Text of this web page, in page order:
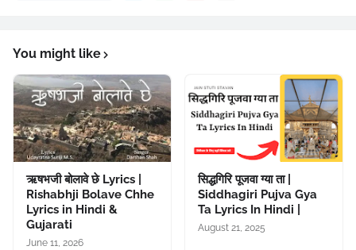
You might like
ऋषभजी बोलावे छे Lyrics |
Rishabhji Bolave Chhe
Lyrics in Hindi &
Gujarati
June 11, 2026
सिद्धगिरि पूजवा ग्या ता |
Siddhagiri Pujva Gya
Ta Lyrics In Hindi |
August 21, 2025